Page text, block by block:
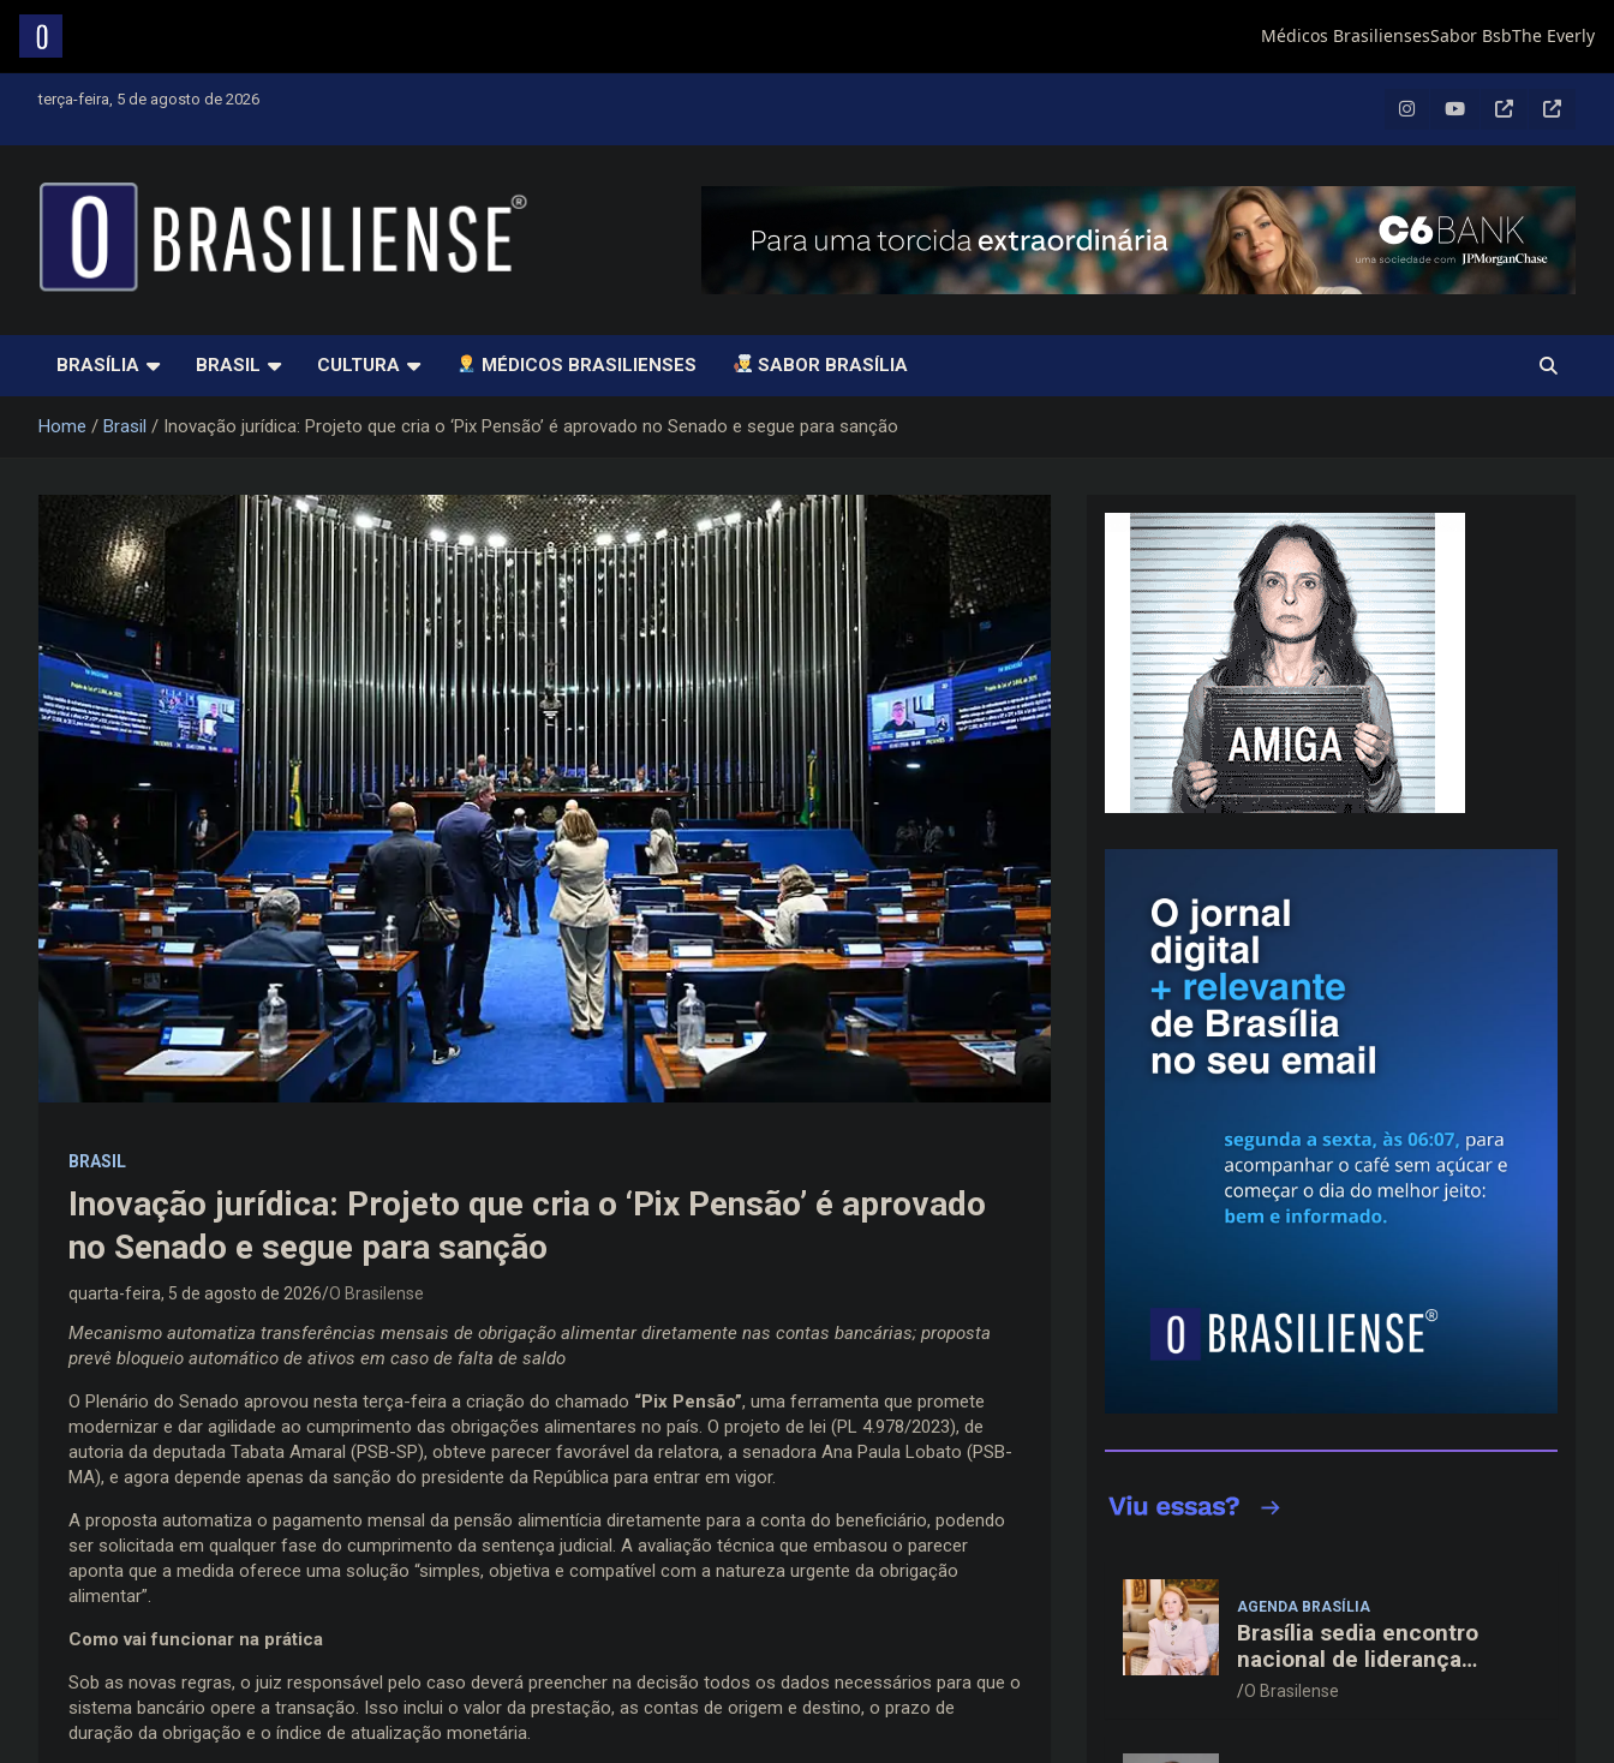
terça-feira, 5 de agosto de 2026
BRASÍLIA BRASIL CULTURA MÉDICOS BRASILIENSES SABOR BRASÍLIA
Home Brasil Inovação jurídica: Projeto que cria o ‘Pix Pensão’ é aprovado no Senado e segue para sanção
BRASIL
Inovação jurídica: Projeto que cria o ‘Pix Pensão’ é aprovado
no Senado e segue para sanção
quarta-feira, 5 de agosto de 2026 O Brasilense
Mecanismo automatiza transferências mensais de obrigação alimentar diretamente nas contas bancárias; proposta
prevê bloqueio automático de ativos em caso de falta de saldo
O Plenário do Senado aprovou nesta terça-feira a criação do chamado “Pix Pensão”, uma ferramenta que promete
modernizar e dar agilidade ao cumprimento das obrigações alimentares no país. O projeto de lei (PL 4.978/2023), de
autoria da deputada Tabata Amaral (PSB-SP), obteve parecer favorável da relatora, a senadora Ana Paula Lobato (PSB-
MA), e agora depende apenas da sanção do presidente da República para entrar em vigor.
A proposta automatiza o pagamento mensal da pensão alimentícia diretamente para a conta do beneficiário, podendo
ser solicitada em qualquer fase do cumprimento da sentença judicial. A avaliação técnica que embasou o parecer
aponta que a medida oferece uma solução “simples, objetiva e compatível com a natureza urgente da obrigação
alimentar”.
Como vai funcionar na prática
Sob as novas regras, o juiz responsável pelo caso deverá preencher na decisão todos os dados necessários para que o
sistema bancário opere a transação. Isso inclui o valor da prestação, as contas de origem e destino, o prazo de
duração da obrigação e o índice de atualização monetária.
AGENDA BRASÍLIA
Brasília sedia encontro
nacional de liderança
feminina com Janete Vaz,
O Brasilense